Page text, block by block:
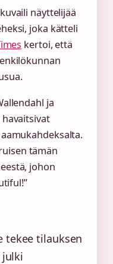
näyttelijää
joka kätteli
kertoi, että
ja
havaitsivat
tämän
johon
tekee tilauksen
julki